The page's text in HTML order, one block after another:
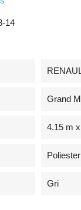
14
Grand
4.15 m
Gri